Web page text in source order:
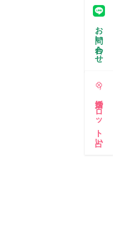
お問い合わせ
婚活タロット占い